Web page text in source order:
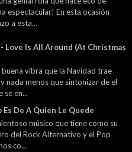
espectacular! En esta ocasión
a esta...
Love Is All Around (At Christmas
vibra que la Navidad trae
nada menos que sintonizar de el
se en...
Es De A Quien Le Quede
músico que tiene como su
del Rock Alternativo y el Pop
co...